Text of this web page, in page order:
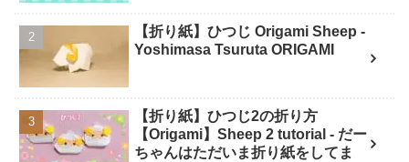
【折り紙】ひつじ Origami Sheep -
Yoshimasa Tsuruta ORIGAMI
【折り紙】ひつじ2の折り方
【Origami】Sheep 2 tutorial - だー
ちゃんはただいま折り紙をしてま